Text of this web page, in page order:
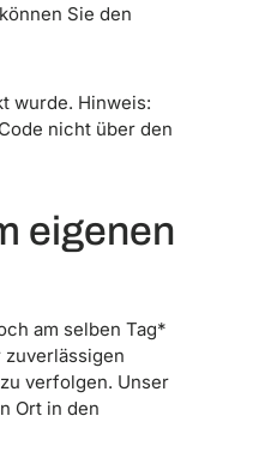
Sie den
wurde. Hinweis:
nicht über den
eigenen
am selben Tag*
zuverlässigen
verfolgen. Unser
Ort in den